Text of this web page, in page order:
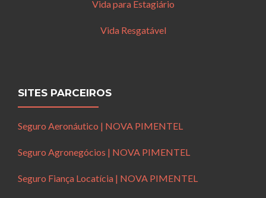
Vida para Estagiário
Vida Resgatável
SITES PARCEIROS
Seguro Aeronáutico | NOVA PIMENTEL
Seguro Agronegócios | NOVA PIMENTEL
Seguro Fiança Locatícia | NOVA PIMENTEL